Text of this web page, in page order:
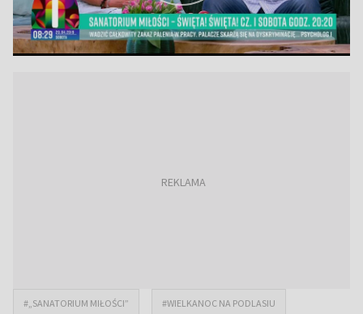
#„SANATORIUM MIŁOŚCI” #WIELKANOC NA PODLASIU